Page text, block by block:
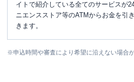
イトで紹介している全てのサービスが
ニエンスストア等のATMからお金を引
きます。
※申込時間や審査により希望に沿えない場合が